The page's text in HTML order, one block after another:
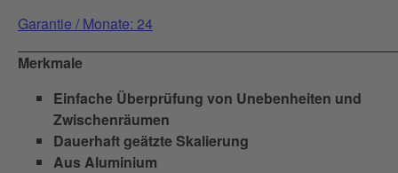
Garantie / Monate: 24
Merkmale
Einfache Überprüfung von Unebenheiten und
Zwischenräumen
Dauerhaft geätzte Skalierung
Aus Aluminium